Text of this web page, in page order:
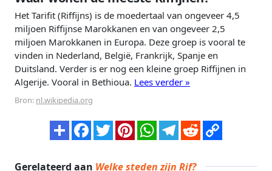
Het Tarifit (Riffijns) is de moedertaal van ongeveer 4,5
miljoen Riffijnse Marokkanen en van ongeveer 2,5
miljoen Marokkanen in Europa. Deze groep is vooral te
vinden in Nederland, België, Frankrijk, Spanje en
Duitsland. Verder is er nog een kleine groep Riffijnen in
Algerije. Vooral in Bethioua. Lees verder »
Bron: nl.wikipedia.org
Gerelateerd aan Welke steden zijn Rif?